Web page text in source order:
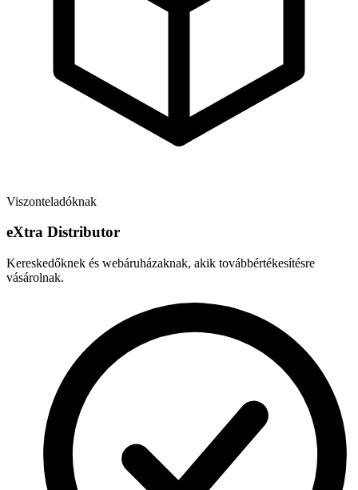
Viszonteladóknak
eXtra Distributor
Kereskedőknek és webáruházaknak, akik továbbértékesítésre
vásárolnak.